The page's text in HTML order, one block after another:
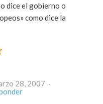
dice el gobierno o
como dice la
Incorrecto en marzo 28, 2007 ·